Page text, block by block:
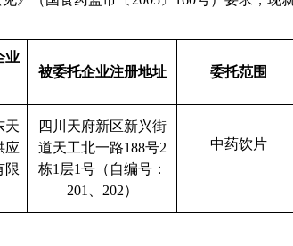
业
被委托企业注册地址 委托范围
天
应
限
四川天府新区新兴街
道天工北一路188号2
栋1层1号（自编号：
201、202）
中药饮片